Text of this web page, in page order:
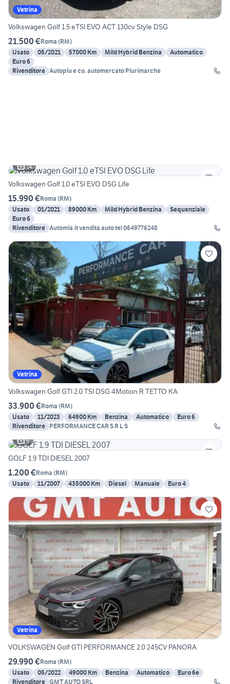
Vetrina
Volkswagen Golf 1.5 eTSI EVO ACT 130cv Style DSG
21.500 €Roma (RM)
Usato
05/2021 57000 Km Mild Hybrid Benzina
Automatico
Euro 6
Rivenditore Autopiu e co. automercato Plurimarche
14
Volkswagen Golf 1.0 eTSI EVO DSG Life
15.990 €Roma (RM)
Usato
01/2021 89000 Km Mild Hybrid Benzina
Sequenziale
Euro 6
Rivenditore Automia.it vendita auto tel 0649776248
Vetrina
Volkswagen Golf GTI 2.0 TSI DSG 4Motion R TETTO KA
33.900 €Roma (RM)
Usato
11/2023 64900 Km Benzina Automatico
Euro 6
Rivenditore PERFORMANCE CAR S R L S
6
GOLF 1.9 TDI DIESEL 2007
1.200 €Roma (RM)
Usato
11/2007 435000 Km Diesel Manuale Euro 4
Vetrina
VOLKSWAGEN Golf GTI PERFORMANCE 2.0 245CV PANORA
29.990 €Roma (RM)
Usato
05/2022 49000 Km Benzina Automatico
Euro 6e
Rivenditore GMT AUTO SRL